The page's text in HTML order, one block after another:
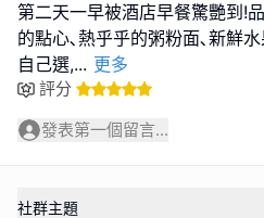
第二天一早被酒店早餐驚艷到!
的點心､熱乎乎的粥粉面､新鮮
自己選,... 更多
評分
發表第一個留言...
社群主題